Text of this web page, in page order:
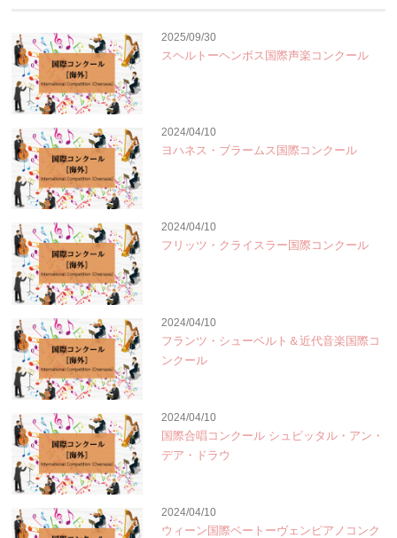
2025/09/30
スヘルトーヘンボス国際声楽コンクール
2024/04/10
ヨハネス・ブラームス国際コンクール
2024/04/10
フリッツ・クライスラー国際コンクール
2024/04/10
フランツ・シューベルト＆近代音楽国際コ
ンクール
2024/04/10
国際合唱コンクール シュピッタル・アン・
デア・ドラウ
2024/04/10
ウィーン国際ベートーヴェンピアノコンク